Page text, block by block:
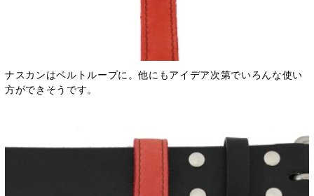
ナスカンはベルトループに。他にもアイデア次第でいろんな使い
方ができそうです。